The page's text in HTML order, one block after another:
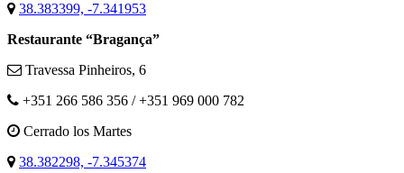
38.383399, -7.341953
Restaurante “Bragança”
Travessa Pinheiros, 6
+351 266 586 356 / +351 969 000 782
Cerrado los Martes
38.382298, -7.345374